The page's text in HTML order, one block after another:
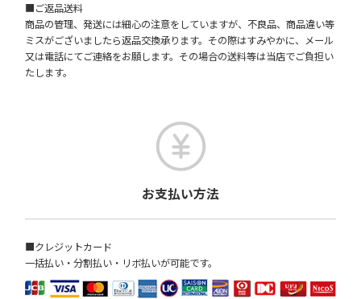
■ご返品送料
商品の管理、発送には細心の注意をしていますが、不良品、商品違い等
ミスがございましたら返品交換承ります。その際はすみやかに、メール
又は電話にてご連絡をお願します。その場合の送料等は当店でご負担い
たします。
お支払い方法
■クレジットカード
一括払い・分割払い・リボ払いが可能です。